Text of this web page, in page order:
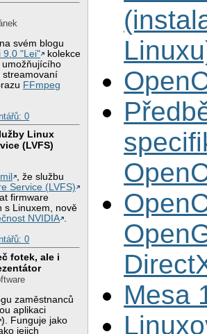
svém blogu
9.0 "Lei"
kolekce
streamovaní
FFmpeg
0
Linux
(LVFS)
, že službu
Service (LVFS)
firmware
s Linuxem, nově
NVIDIA .
0
fotek, ale i
zaměstnanců
aplikaci
). Funguje jako
jejich
Mesa